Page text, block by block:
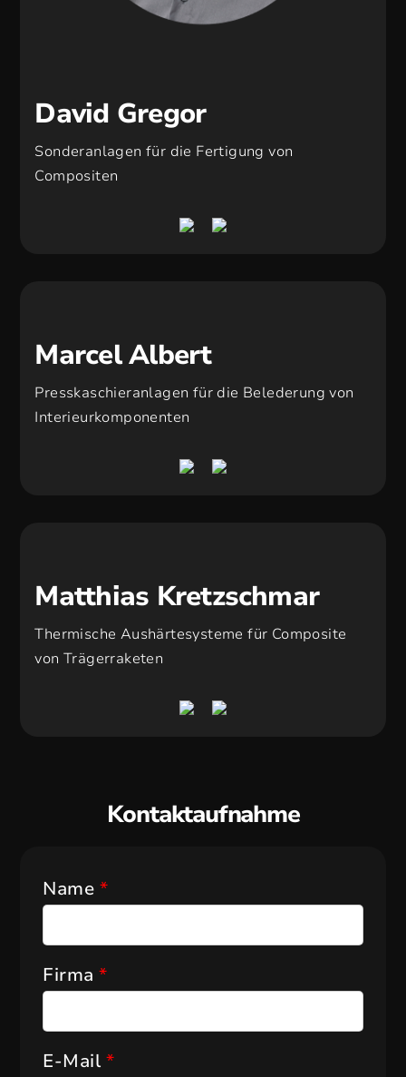
David Gregor
Sonderanlagen für die Fertigung von
Compositen
Marcel Albert
Presskaschieranlagen für die Belederung von
Interieurkomponenten
Matthias Kretzschmar
Thermische Aushärtesysteme für Composite
von Trägerraketen
Kontaktaufnahme
Name *
Firma*
E-Mail *